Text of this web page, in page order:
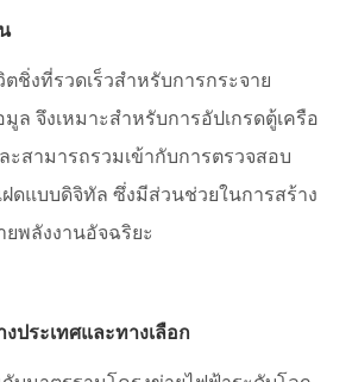
ตชิ่งที่รวดเร็วสำหรับการกระจาย
ล จึงเหมาะสำหรับการอัปเกรดตู้เครือ
ะสามารถรวมเข้ากับการตรวจสอบ
ดแบบดิจิทัล ซึ่งมีส่วนช่วยในการสร้าง
ยพลังงานอัจฉริยะ
ประเทศและทางเลือก